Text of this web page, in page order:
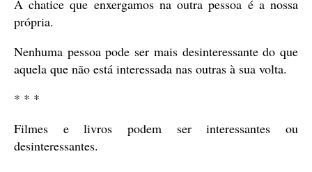
A chatice que enxergamos na outra pessoa é a nossa
própria.
Nenhuma pessoa pode ser mais desinteressante do que
aquela que não está interessada nas outras à sua volta.
* * *
Filmes e livros podem ser interessantes ou
desinteressantes.